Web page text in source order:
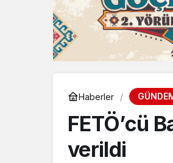
Haberler
FETÖ’cü
verildi